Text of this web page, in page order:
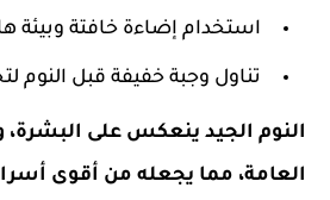
استخدام إضاءة خافتة وبيئة
تناول وجبة خفيفة قبل النوم
النوم الجيد ينعكس على البشرة،
العامة، مما يجعله من أقوى